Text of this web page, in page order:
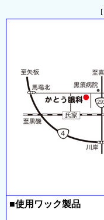
[
■使用ワック製品